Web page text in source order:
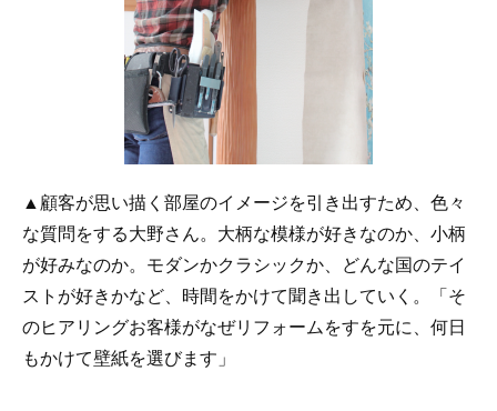
▲顧客が思い描く部屋のイメージを引き出すため、色々
な質問をする大野さん。大柄な模様が好きなのか、小柄
が好みなのか。モダンかクラシックか、どんな国のテイ
ストが好きかなど、時間をかけて聞き出していく。「そ
のヒアリングお客様がなぜリフォームをすを元に、何日
もかけて壁紙を選びます」